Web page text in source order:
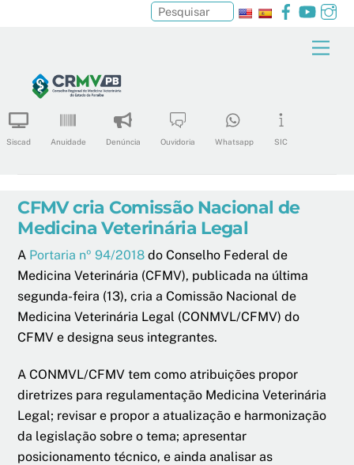
content
Facebook
Siscad Anuidade Denúncia Ouvidoria Whatsapp SIC
Pesquisar
CFMV cria Comissão Nacional de
Medicina Veterinária Legal
A Portaria nº 94/2018 do Conselho Federal de
Medicina Veterinária (CFMV), publicada na última
segunda-feira (13), cria a Comissão Nacional de
Medicina Veterinária Legal (CONMVL/CFMV) do
CFMV e designa seus integrantes.
A CONMVL/CFMV tem como atribuições propor
diretrizes para regulamentação Medicina Veterinária
Legal; revisar e propor a atualização e harmonização
da legislação sobre o tema; apresentar
posicionamento técnico, e ainda analisar as